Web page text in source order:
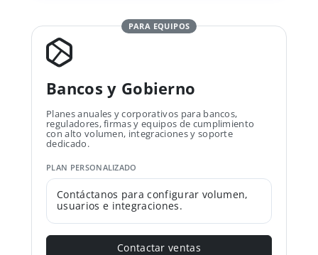
PARA EQUIPOS
Bancos y Gobierno
Planes anuales y corporativos para bancos,
reguladores, firmas y equipos de cumplimiento
con alto volumen, integraciones y soporte
dedicado.
PLAN PERSONALIZADO
Contáctanos para configurar volumen,
usuarios e integraciones.
Contactar ventas